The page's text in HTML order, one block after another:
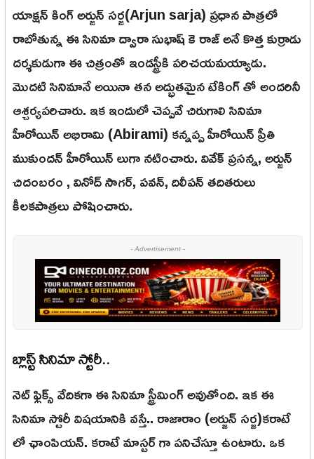
యాక్షన్ కింగ్ అర్జున్ సర్జ(Arjun sarja) ప్రధాన పాత్రలో
రాబోతున్న ఈ సినిమా ద్వారా సుభాష్ కె రాజ్ అనే కొత్త కుర్రాడు
దర్శకుడుగా ఈ చిత్రంతో ఇండస్ట్రీకి పరిచయమయ్యాడు.
మొదటి సినిమానే అయినా తన అద్భుతమైన టేకింగ్ తో అందరినీ
ఆశ్చర్యపరిచారు. ఇక ఇందులో చెప్పవే చిరుగాలి సినిమా
హీరోయిన్ అభిరామి (Abirami) కన్నప్ప హీరోయిన్ ప్రీతి
ముకుందన్ హీరోయిన్ లుగా నటించారు. వివేక్ ప్రసన్న, అర్జున్
చిదంబరం , వినోద్ సాగర్, పవన్, దిలీపన్ తదితరులు
కీలకపాత్రలు పోషించారు.
- Advertisement -
బ్లాస్ట్ సినిమా స్టోరీ..
నెట్ ఫ్లిక్స్ వేదికగా ఈ సినిమా స్ట్రీమింగ్ అవుతోంది. ఇక ఈ
సినిమా స్టోరీ విషయానికి వస్తే.. రాజారాం (అర్జున్ సర్జ)కరాటే
లో ఛాంపియన్. కరాటే మాస్టర్ గా పనిచేస్తూ ఉంటారు. ఒక